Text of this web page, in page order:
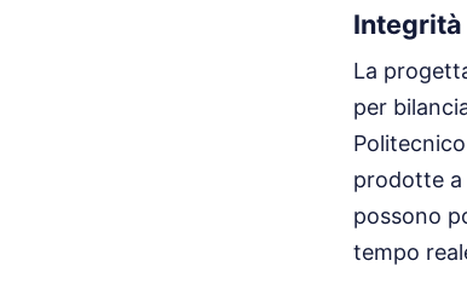
La
per
prodotte a
possono
tempo